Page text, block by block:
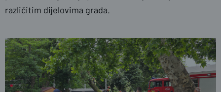
različitim dijelovima grada.